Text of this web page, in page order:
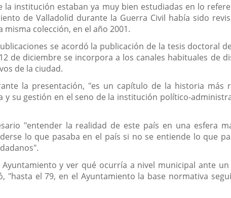
la institución estaban ya muy bien estudiadas en lo
de Valladolid durante la Guerra Civil había sido
colección, en el año 2001.
se acordó la publicación de la tesis doctoral
de diciembre se incorpora a los canales habituales de
de la ciudad.
la presentación, "es un capítulo de la historia
y su gestión en el seno de la institución político-
"entender la realidad de este país en una esfera
lo que pasaba en el país si no se entiende lo que
y ver qué ocurría a nivel municipal ante
"hasta el 79, en el Ayuntamiento la base normativa